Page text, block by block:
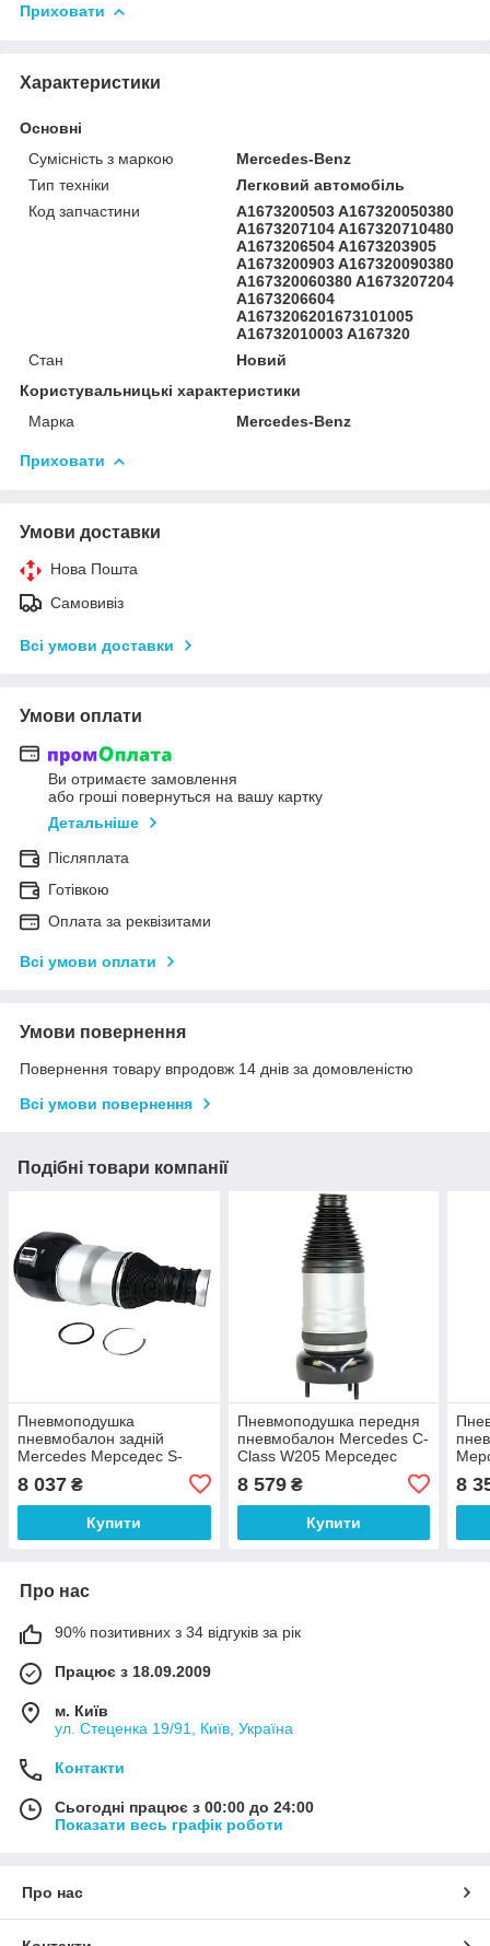
Приховати
Характеристики
Основні
Сумісність з маркою
Mercedes-Benz
Тип техніки
Легковий автомобіль
Код запчастини
A1673200503 A167320050380
A1673207104 A167320710480
A1673206504 A1673203905
A1673200903 A167320090380
A167320060380 A1673207204
A1673206604
A1673206201673101005
A16732010003 A167320
Стан
Новий
Користувальницькі характеристики
Марка
Mercedes-Benz
Приховати
Умови доставки
Нова Пошта
Самовивіз
Всі умови доставки
Умови оплати
Ви отримаєте замовлення
або гроші повернуться на вашу картку
Детальніше
Післяплата
Готівкою
Оплата за реквізитами
Всі умови оплати
Умови повернення
Повернення товару впродовж 14 днів за домовленістю
Всі умови повернення
Подібні товари компанії
Пневмоподушка
пневмобалон задній
Mercedes Мерседес S-
C217 A217 2223200313
2223200413
8 037 ₴
Купити
Пневмоподушка передня
пневмобалон Mercedes C-
Class W205 Мерседес
A2053204968
8 579₴
Купити
8
Про нас
90% позитивних з 34 відгуків за рік
Працює з 18.09.2009
м. Київ
ул. Стеценка 19/91, Київ, Україна
Контакти
Сьогодні працює з 00:00 до 24:00
Показати весь графік роботи
Про нас